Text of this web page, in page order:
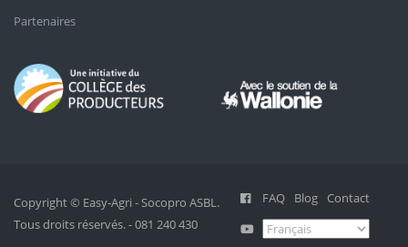
Partenaires
Copyright © Easy-Agri - Socopro ASBL.
Tous droits réservés. - 081 240 430
FAQ Blog Contact